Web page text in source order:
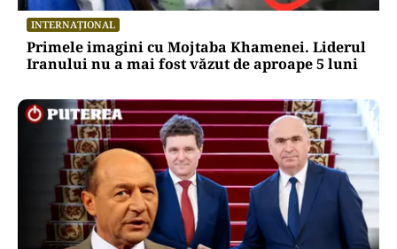
INTERNAȚIONAL
Primele imagini cu Mojtaba Khamenei. Liderul
Iranului nu a mai fost văzut de aproape 5 luni